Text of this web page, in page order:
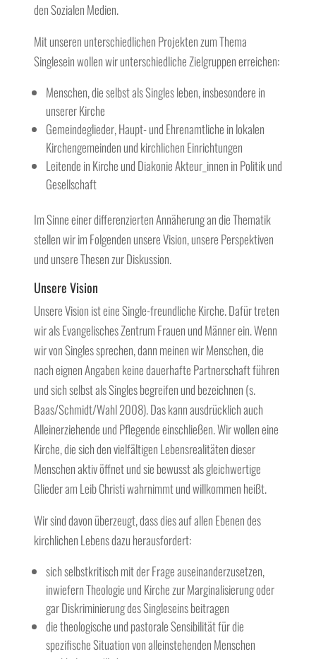
den Sozialen Medien.
Mit unseren unterschiedlichen Projekten zum Thema
Singlesein wollen wir unterschiedliche Zielgruppen erreichen:
Menschen, die selbst als Singles leben, insbesondere in
unserer Kirche
Gemeindeglieder, Haupt- und Ehrenamtliche in lokalen
Kirchengemeinden und kirchlichen Einrichtungen
Leitende in Kirche und Diakonie Akteur_innen in Politik und
Gesellschaft
Im Sinne einer differenzierten Annäherung an die Thematik
stellen wir im Folgenden unsere Vision, unsere Perspektiven
und unsere Thesen zur Diskussion.
Unsere Vision
Unsere Vision ist eine Single-freundliche Kirche. Dafür treten
wir als Evangelisches Zentrum Frauen und Männer ein. Wenn
wir von Singles sprechen, dann meinen wir Menschen, die
nach eignen Angaben keine dauerhafte Partnerschaft führen
und sich selbst als Singles begreifen und bezeichnen (s.
Baas/Schmidt/Wahl 2008). Das kann ausdrücklich auch
Alleinerziehende und Pflegende einschließen. Wir wollen eine
Kirche, die sich den vielfältigen Lebensrealitäten dieser
Menschen aktiv öffnet und sie bewusst als gleichwertige
Glieder am Leib Christi wahrnimmt und willkommen heißt.
Wir sind davon überzeugt, dass dies auf allen Ebenen des
kirchlichen Lebens dazu herausfordert:
sich selbstkritisch mit der Frage auseinanderzusetzen,
inwiefern Theologie und Kirche zur Marginalisierung oder
gar Diskriminierung des Singleseins beitragen
die theologische und pastorale Sensibilität für die
spezifische Situation von alleinstehenden Menschen